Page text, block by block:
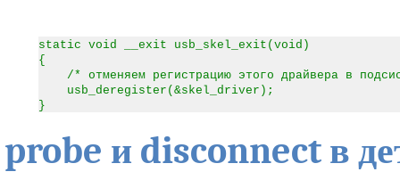
static void __exit usb_skel_exit(void)
{
/* отменяем регистрацию этого драйвера в
usb_deregister(&skel_driver);
}
probe и disconnect в